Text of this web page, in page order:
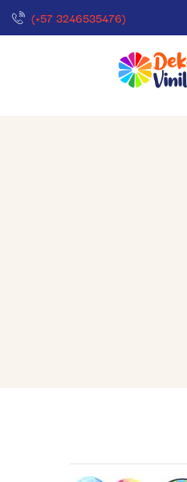
(+57 3246535476)